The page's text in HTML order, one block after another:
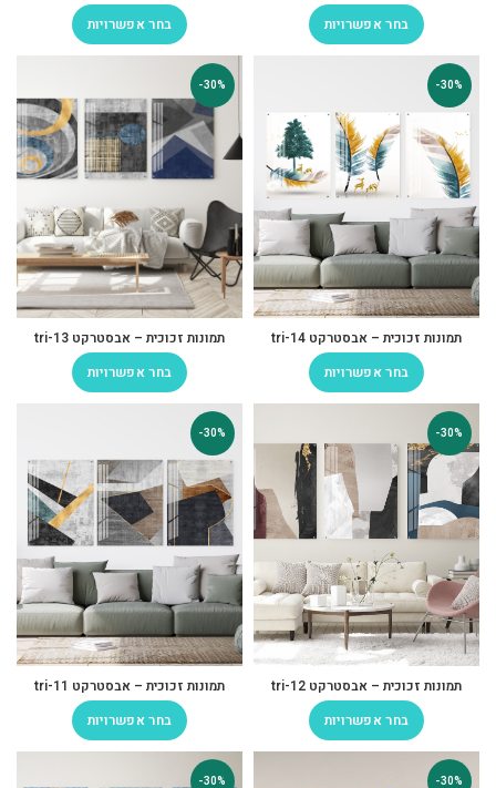
בחר אפשרויות בחר אפשרויות
-30%
תמונות זכוכית – אבסטרקט tri-14
בחר אפשרויות
-30%
תמונות זכוכית – אבסטרקט tri-13
בחר אפשרויות
-30%
תמונות זכוכית – אבסטרקט tri-12
בחר אפשרויות
-30%
תמונות זכוכית – אבסטרקט tri-11
בחר אפשרויות
-30%
-30%